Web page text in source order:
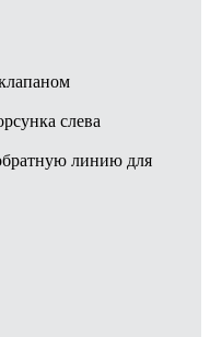
слева
линию для